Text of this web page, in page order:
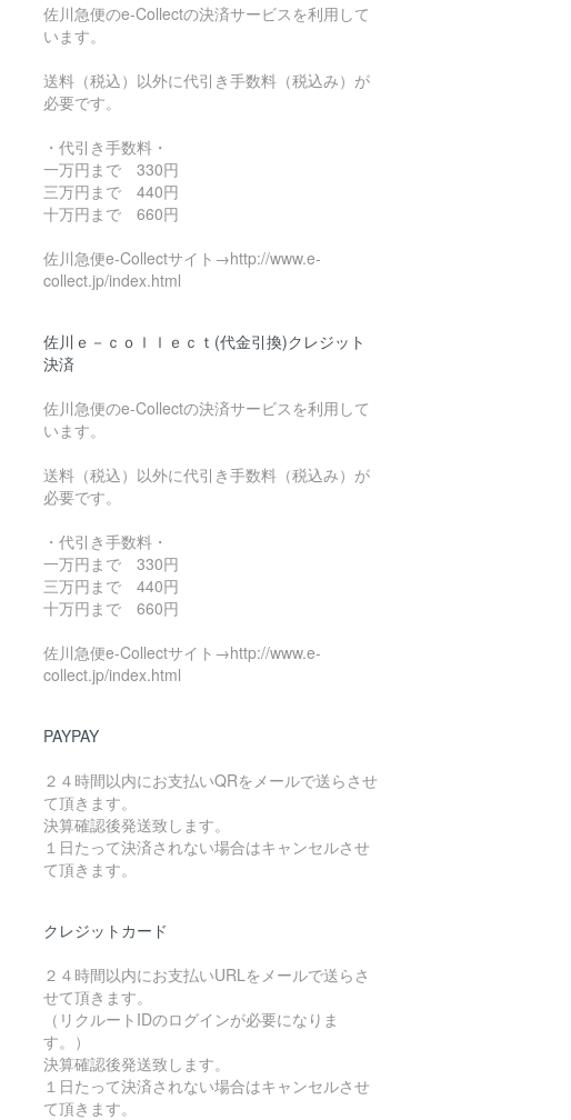
佐川急便のe-Collectの決済サービスを利用して
います。
送料（税込）以外に代引き手数料（税込み）が
必要です。
・代引き手数料・
一万円まで 330円
三万円まで 440円
十万円まで 660円
佐川急便e-Collectサイト→http://www.e-
collect.jp/index.html
佐川ｅ－ｃｏｌｌｅｃｔ(代金引換)クレジット
決済
佐川急便のe-Collectの決済サービスを利用して
います。
送料（税込）以外に代引き手数料（税込み）が
必要です。
・代引き手数料・
一万円まで 330円
三万円まで 440円
十万円まで 660円
佐川急便e-Collectサイト→http://www.e-
collect.jp/index.html
PAYPAY
２４時間以内にお支払いQRをメールで送らさせ
て頂きます。
決算確認後発送致します。
１日たって決済されない場合はキャンセルさせ
て頂きます。
クレジットカード
２４時間以内にお支払いURLをメールで送らさ
せて頂きます。
（リクルートIDのログインが必要になりま
す。）
決算確認後発送致します。
１日たって決済されない場合はキャンセルさせ
て頂きます。